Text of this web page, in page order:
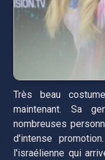
Très beau
maintenant. Sa
nombreuses
d'intense
l'israélienne qui